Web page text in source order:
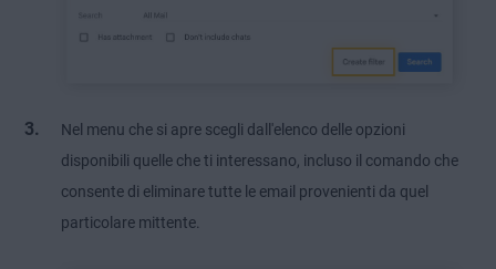
Nel menu che si apre scegli dall'elenco delle opzioni
disponibili quelle che ti interessano, incluso il comando che
consente di eliminare tutte le email provenienti da quel
particolare mittente.